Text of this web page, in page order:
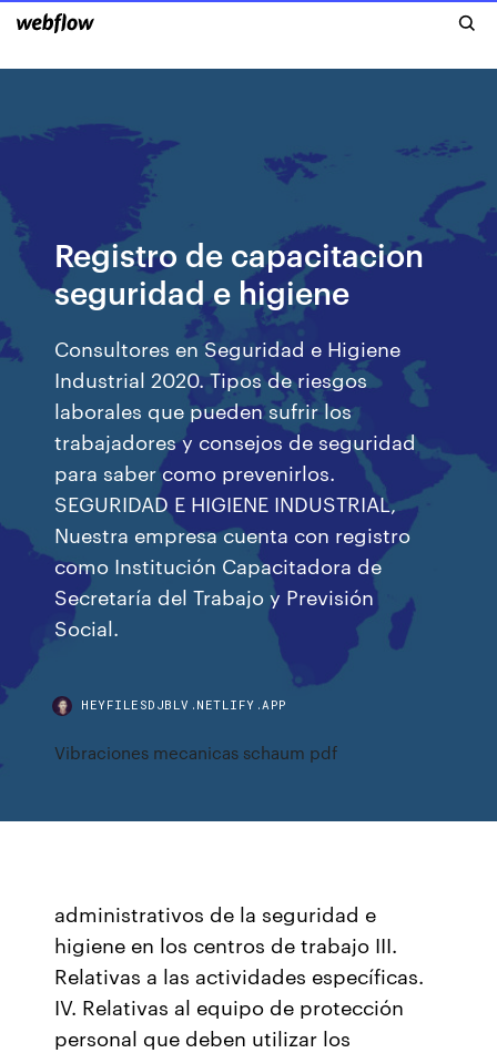
Registro de capacitacion
seguridad e higiene
Consultores en Seguridad e Higiene
Industrial 2020. Tipos de riesgos
laborales que pueden sufrir los
trabajadores y consejos de seguridad
para saber como prevenirlos.
SEGURIDAD E HIGIENE INDUSTRIAL,
Nuestra empresa cuenta con registro
como Institución Capacitadora de
Secretaría del Trabajo y Previsión
Social.
HEYFILESDJBLV.NETLIFY.APP
Vibraciones mecanicas schaum pdf
administrativos de la seguridad e
higiene en los centros de trabajo III.
Relativas a las actividades específicas.
IV. Relativas al equipo de protección
personal que deben utilizar los